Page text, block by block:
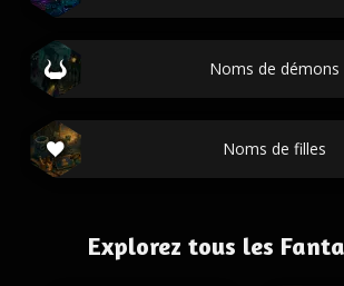
Noms de démons
Noms de filles
Explorez tous les